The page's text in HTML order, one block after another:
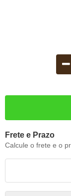
Frete e Prazo
Calcule o frete e o